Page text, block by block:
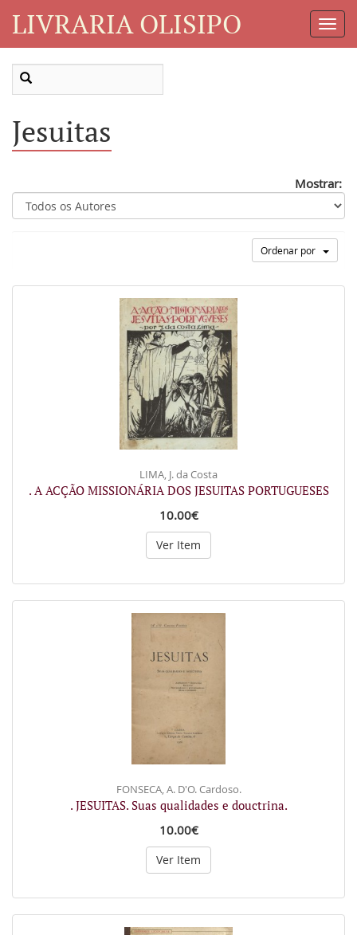
LIVRARIA OLISIPO
Jesuitas
Mostrar:
Ordenar por
LIMA, J. da Costa
. A ACÇÃO MISSIONÁRIA DOS JESUITAS PORTUGUESES
10.00€
Ver Item
FONSECA, A. D'O. Cardoso.
. JESUITAS. Suas qualidades e douctrina.
10.00€
Ver Item